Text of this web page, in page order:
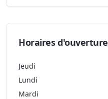
Horaires d'ouverture
Jeudi
Lundi
Mardi